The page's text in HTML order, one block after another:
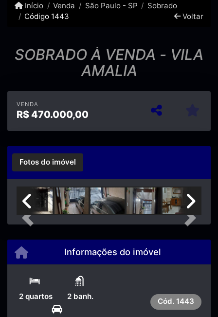
Início Venda São Paulo - SP
Sobrado
Código 1443
Voltar
SOBRADO À VENDA - VILA
AMALIA
VENDA
R$470.000,00
Fotos do imóvel
Previous Next
Informações do imóvel
2 quartos 2 banh.
Cód. 1443